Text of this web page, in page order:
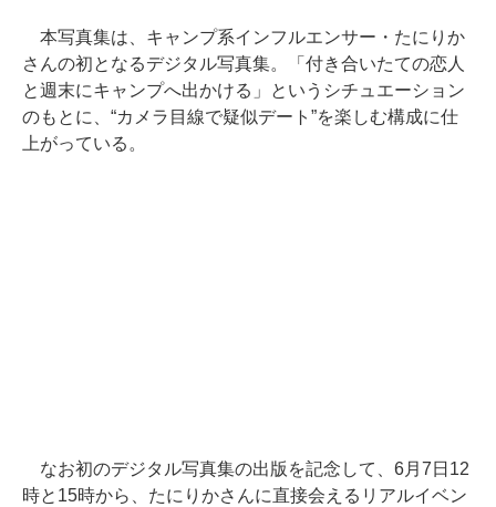
本写真集は、キャンプ系インフルエンサー・たにりか
さんの初となるデジタル写真集。「付き合いたての恋人
と週末にキャンプへ出かける」というシチュエーション
のもとに、“カメラ目線で疑似デート”を楽しむ構成に仕
上がっている。
なお初のデジタル写真集の出版を記念して、6月7日12
時と15時から、たにりかさんに直接会えるリアルイベン